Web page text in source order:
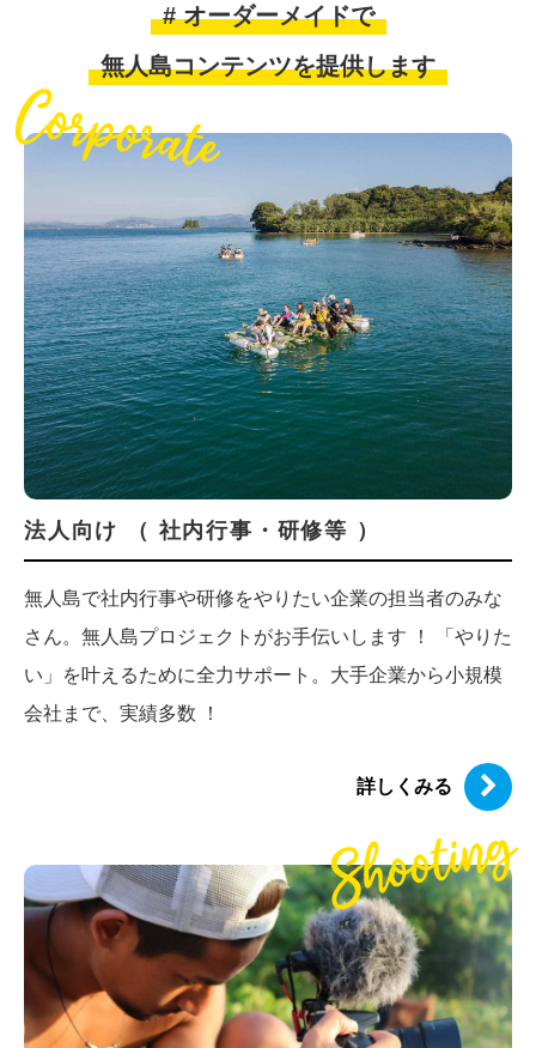
# オーダーメイドで
無人島コンテンツを提供します
法人向け （ 社内行事・研修等 ）
無人島で社内行事や研修をやりたい企業の担当者のみな
さん。無人島プロジェクトがお手伝いします ！ 「やりた
い」を叶えるために全力サポート。大手企業から小規模
会社まで、実績多数 ！
詳しくみる